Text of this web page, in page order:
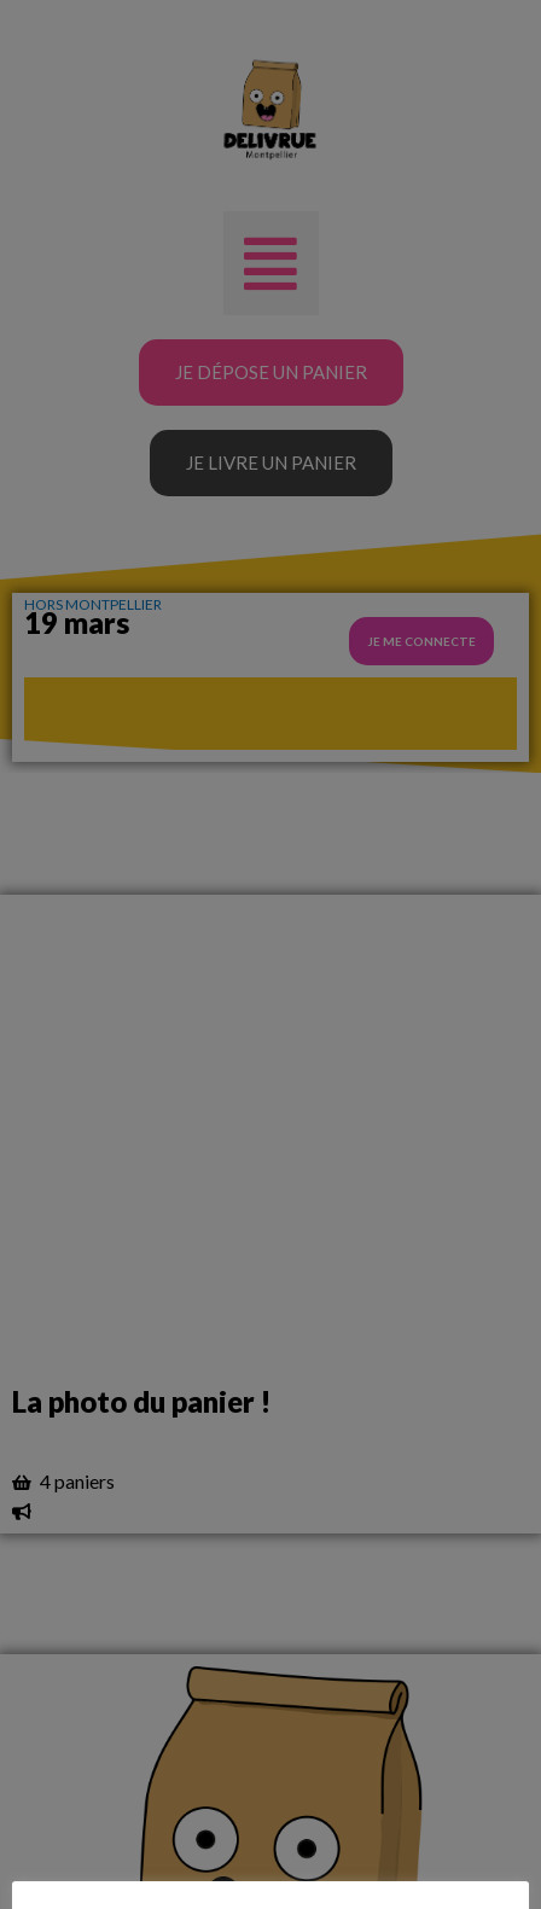
JE DÉPOSE UN PANIER
JE LIVRE UN PANIER
HORS MONTPELLIER
19 mars
JE ME CONNECTE
La photo du panier !
4 paniers